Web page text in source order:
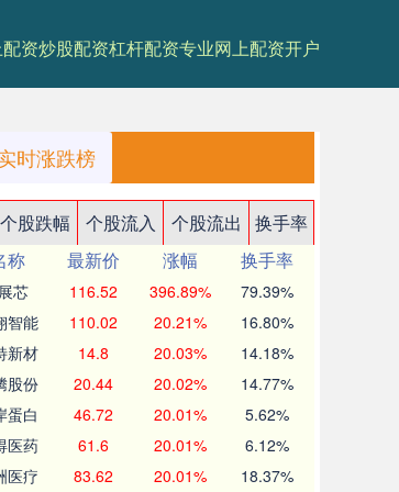
资炒股配资杠杆配资专业网上配资开户
时涨跌榜
个股跌幅 个股流入 个股流出
换手率
称 最新价 涨幅
换手率
芯 116.52 396.89% 79.39%
智能 110.02 20.21% 16.80%
新材 14.8 20.03% 14.18%
股份 20.44 20.02% 14.77%
蛋白 46.72 20.01% 5.62%
医药 61.6 20.01% 6.12%
医疗 83.62 20.01% 18.37%